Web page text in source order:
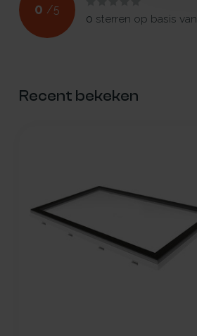
0 /5
0 sterren op basis van
Recent bekeken